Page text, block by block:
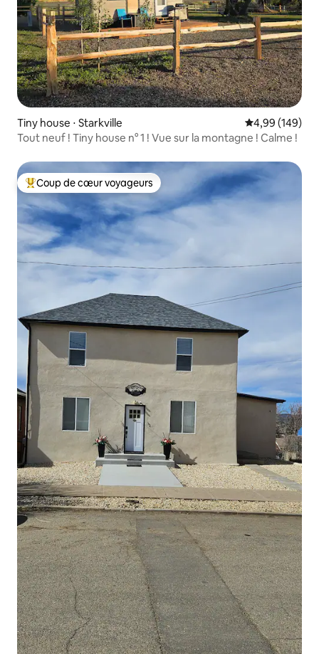
Tiny house ⋅ Starkville Évaluation
4,99 (149)
Tout neuf ! Tiny house n° 1 ! Vue sur la montagne ! Calme !
Coups de cœur voyageurs les plus appréciés
Coup de cœur voyageurs